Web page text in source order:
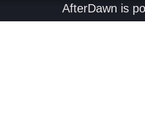
AfterDawn is